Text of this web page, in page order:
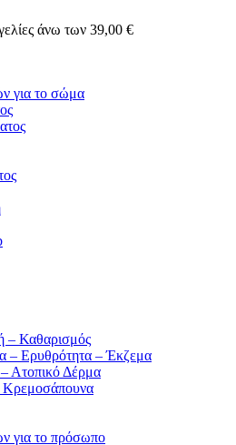
άνω των 39,00 €
για το σώμα
– Καθαρισμός
– Ερυθρότητα – Έκζεμα
Ατοπικό Δέρμα
Κρεμοσάπουνα
για το πρόσωπο